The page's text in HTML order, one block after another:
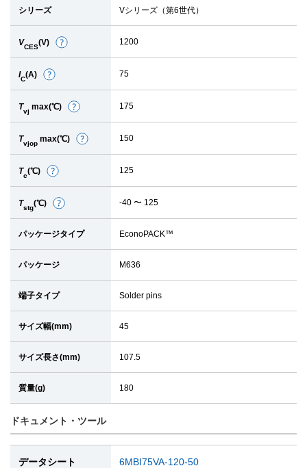
シリーズ Vシリーズ（第6世代）
VCES(V)
詳
細
1200
IC(A)
詳
細
75
Tvj max(℃)
詳
細
175
Tvjop max(℃) 詳
細
150
Tc(℃)
詳
細
125
Tstg(℃)
詳
細
-40 〜 125
パッケージタイプ EconoPACK™
パッケージ M636
端子タイプ Solder pins
サイズ幅(mm) 45
サイズ長さ(mm) 107.5
質量(g) 180
ドキュメント・ツール
データシート 6MBI75VA-120-50